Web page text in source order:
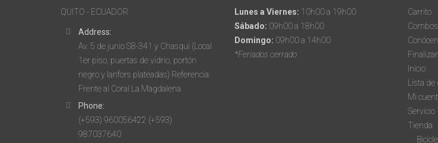
QUITO - ECUADOR
Address:
Av. 5 de junio S8-341 y Chasqui (Local
1er piso, puertas de vidrio, portón
negro y lanfors plateadas) Referencia:
Frente al Coral La Magdalena
Phone:
(+593) 960056422 (+593)
987037640
Lunes a Viernes: 10h00 a 19h00
Sábado: 09h00 a 18h00
Domingo: 09h00 a 14h00
*Feriados cerrado
Carrito
Inicio
Lista
Mi
Servicio
Tienda